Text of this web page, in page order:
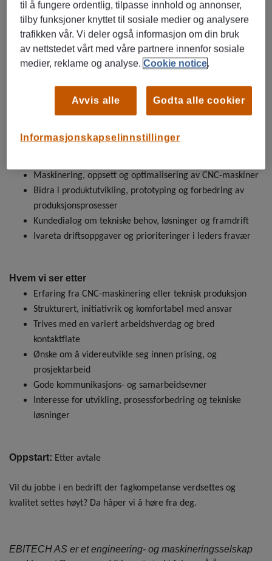
Vi tilbyr
En sentral rolle i et moderne og fremoverlent
produksjonsmiljø
Stor variasjon i arbeidsoppgaver og tett samarbeid med
Mulighet til å påvirke prosesser og utviklingsarbeid
Gode utviklingsmuligheter og konkurransedyktige
betingelser
Maskinering, oppsett og optimalisering av CNC-maskiner
Bidra i produktutvikling, prototyping og forbedring av
produksjonsprosesser
Kundedialog om tekniske behov, løsninger og framdrift
Ivareta driftsoppgaver og prioriteringer i leders fravær
Hvem vi ser etter
Erfaring fra CNC-maskinering eller teknisk produksjon
Strukturert, initiativrik og komfortabel med ansvar
Trives med en variert arbeidshverdag og bred
kontaktflate
Ønske om å videreutvikle seg innen prising, og
prosjektarbeid
Gode kommunikasjons- og samarbeidsevner
Interesse for utvikling, prosessforbedring og tekniske
løsninger
Oppstart: Etter avtale
Vil du jobbe i en bedrift der fagkompetanse verdsettes og
kvalitet settes høyt? Da håper vi å høre fra deg.
EBITECH AS er et engineering- og maskineringsselskap
til å fungere ordentlig, tilpasse innhold og annonser,
tilby funksjoner knyttet til sosiale medier og analysere
trafikken vår. Vi deler også informasjon om din bruk
av nettstedet vårt med våre partnere innenfor sosiale
medier, reklame og analyse.Cookie notice.
Informasjonskapselinnstillinger
Avvis alle Godta alle cookier